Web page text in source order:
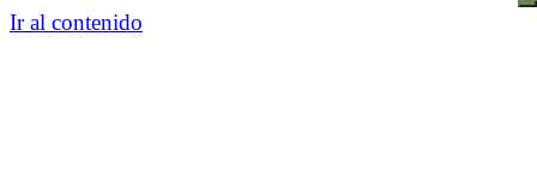
Ir al contenido